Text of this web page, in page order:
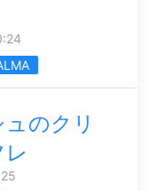
のクリ